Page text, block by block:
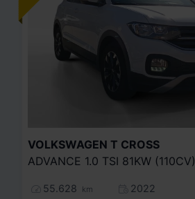
VOLKSWAGEN T CROSS
ADVANCE 1.0 TSI 81KW (110CV)
55.628 km
2022